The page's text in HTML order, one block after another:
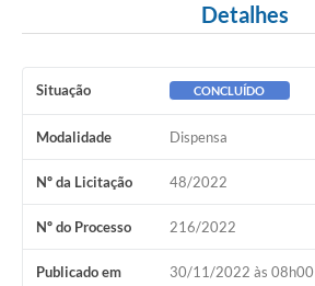
Legislação
Agenda
Telefones Úteis
Detalhes
Situação CONCLUÍDO
Modalidade Dispensa
Nº da Licitação 48/2022
Nº do Processo 216/2022
Publicado em 30/11/2022 às 08h00